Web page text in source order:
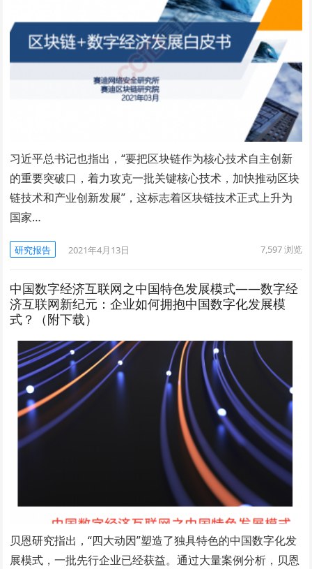
习近平总书记也指出，“要把区块链作为核心技术自主创新
的重要突破口，着力攻克一批关键核心技术，加快推动区块
链技术和产业创新发展”，这标志着区块链技术正式上升为
国家…
研究报告 2021年4月13日 7,597浏览
中国数字经济互联网之中国特色发展模式——数字经
济互联网新纪元：企业如何拥抱中国数字化发展模
式？（附下载）
贝恩研究指出，“四大动因”塑造了独具特色的中国数字化发
展模式，一批先行企业已经获益。通过大量案例分析，贝恩